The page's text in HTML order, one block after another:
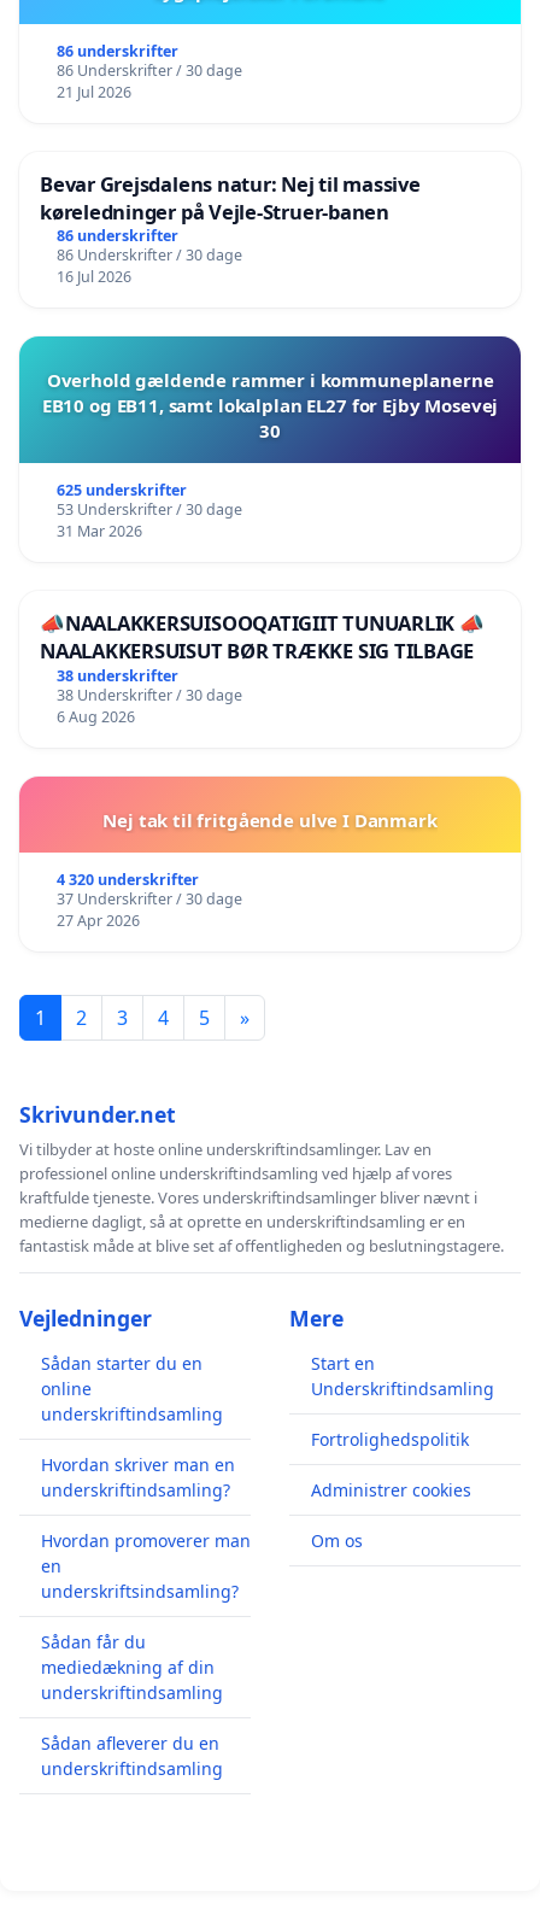
86 underskrifter
86 Underskrifter / 30 dage
21 Jul 2026
Bevar Grejsdalens natur: Nej til massive
køreledninger på Vejle-Struer-banen
86 underskrifter
86 Underskrifter / 30 dage
16 Jul 2026
Overhold gældende rammer i kommuneplanerne
EB10 og EB11, samt lokalplan EL27 for Ejby Mosevej
30
625 underskrifter
53 Underskrifter / 30 dage
31 Mar 2026
📣NAALAKKERSUISOOQATIGIIT TUNUARLIK 📣
NAALAKKERSUISUT BØR TRÆKKE SIG TILBAGE
38 underskrifter
38 Underskrifter / 30 dage
6 Aug 2026
Nej tak til fritgående ulve I Danmark
4 320 underskrifter
37 Underskrifter / 30 dage
27 Apr 2026
1 2 3 4 5 »
Skrivunder.net
Vi tilbyder at hoste online underskriftindsamlinger. Lav en
professionel online underskriftindsamling ved hjælp af vores
kraftfulde tjeneste. Vores underskriftindsamlinger bliver nævnt i
medierne dagligt, så at oprette en underskriftindsamling er en
fantastisk måde at blive set af offentligheden og beslutningstagere.
Vejledninger
Sådan starter du en
online
underskriftindsamling
Hvordan skriver man en
underskriftindsamling?
Hvordan promoverer man
en
underskriftsindsamling?
Sådan får du
mediedækning af din
underskriftindsamling
Sådan afleverer du en
underskriftindsamling
Mere
Start en
Underskriftindsamling
Fortrolighedspolitik
Administrer cookies
Om os